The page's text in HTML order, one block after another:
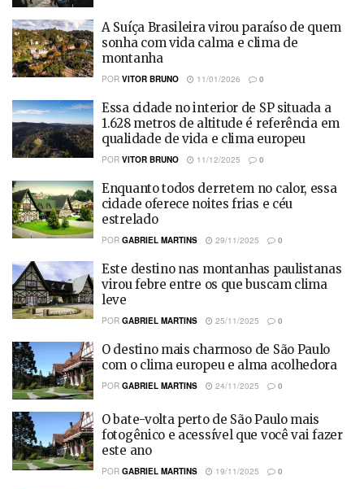
A Suíça Brasileira virou paraíso de quem
sonha com vida calma e clima de
montanha
POR VITOR BRUNO 11/01/2026 0
Essa cidade no interior de SP situada a
1.628 metros de altitude é referência em
qualidade de vida e clima europeu
POR VITOR BRUNO 11/12/2025 0
Enquanto todos derretem no calor, essa
cidade oferece noites frias e céu
estrelado
POR GABRIEL MARTINS 29/11/2025 0
Este destino nas montanhas paulistanas
virou febre entre os que buscam clima
leve
POR GABRIEL MARTINS 25/11/2025 0
O destino mais charmoso de São Paulo
com o clima europeu e alma acolhedora
POR GABRIEL MARTINS 24/11/2025 0
O bate-volta perto de São Paulo mais
fotogênico e acessível que você vai fazer
este ano
POR GABRIEL MARTINS 19/11/2025 0